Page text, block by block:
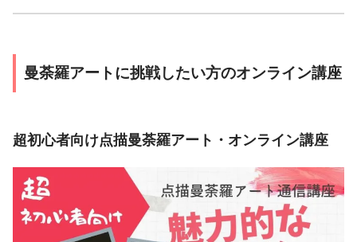
曼荼羅アートに挑戦したい方のオンライン講座
超初心者向け点描曼荼羅アート・オンライン講座